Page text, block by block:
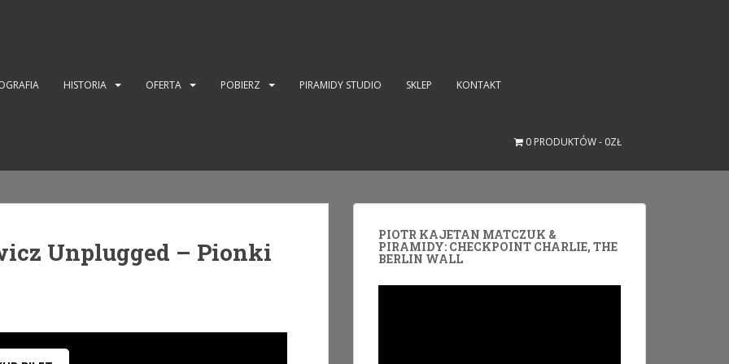
HISTORIA OFERTA POBIERZ PIRAMIDY STUDIO SKLEP KONTAKT
0 PRODUKTÓW 0ZŁ
Unplugged – Pionki
PIOTR KAJETAN MATCZUK &
PIRAMIDY: CHECKPOINT CHARLIE, THE
BERLIN WALL